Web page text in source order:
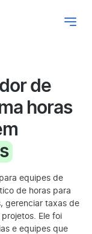
de
horas
equipes de
de horas para
gerenciar taxas de
Ele foi
e equipes que